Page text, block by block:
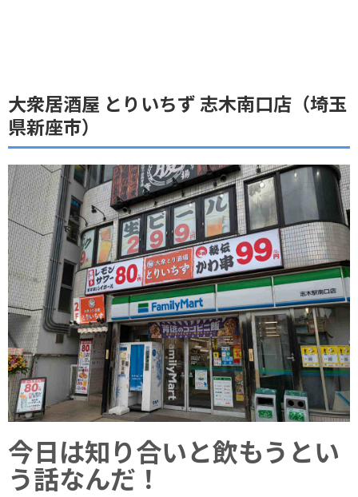
大衆居酒屋 とりいちず 志木南口店（埼玉
県新座市）
今日は知り合いと飲もうとい
う話なんだ！